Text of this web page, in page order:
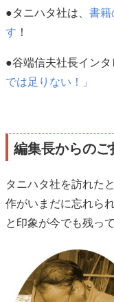
●タニハタ社は、 書籍
す ！
●谷端信夫社長インタ
では足りない！」
編集長からのご
タニハタ社を訪れた
作がいまだに忘れら
と印象が今でも残っ